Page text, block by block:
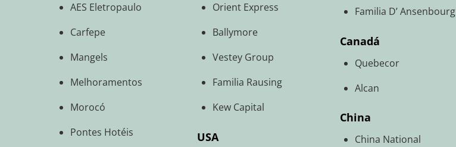
AES Eletropaulo
Carfepe
Mangels
Melhoramentos
Morocó
Pontes Hotéis
Orient Express
Ballymore
Vestey Group
Familia Rausing
Kew Capital
USA
Familia D’ Ansenbourg
Canadá
Quebecor
Alcan
China
China National